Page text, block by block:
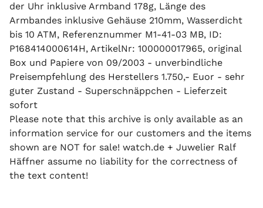
der Uhr inklusive Armband 178g, Länge des
Armbandes inklusive Gehäuse 210mm, Wasserdicht
bis 10 ATM, Referenznummer M1-41-03 MB, ID:
P168414000614H, ArtikelNr: 100000017965, original
Box und Papiere von 09/2003 - unverbindliche
Preisempfehlung des Herstellers 1.750,- Euor - sehr
guter Zustand - Superschnäppchen - Lieferzeit
sofort
Please note that this archive is only available as an
information service for our customers and the items
shown are NOT for sale! watch.de + Juwelier Ralf
Häffner assume no liability for the correctness of
the text content!